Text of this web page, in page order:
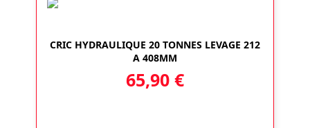
CRIC HYDRAULIQUE 20 TONNES LEVAGE 212
A 408MM
65,90 €